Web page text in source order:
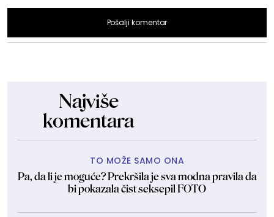
Pošalji komentar
Najviše
komentara
TO MOŽE SAMO ONA
Pa, da li je moguće? Prekršila je sva modna pravila da
bi pokazala čist seksepil FOTO